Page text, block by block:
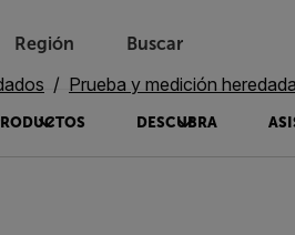
Región Buscar
DESCUBRA
Prueba y medición